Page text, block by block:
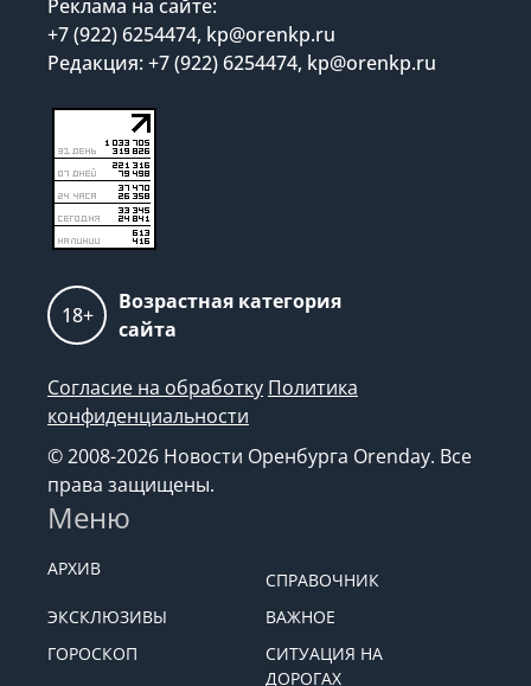
Свяжитесь с нами
Реклама на сайте:
+7 (922) 6254474, kp@orenkp.ru
Редакция: +7 (922) 6254474, kp@orenkp.ru
Согласие на обработку
конфиденциальности
© 2008-2026 Новости Оренбурга Orenday. Все
права защищены.
Меню
АРХИВ
СПРАВОЧНИК
ЭКСКЛЮЗИВЫ
ВАЖНОЕ